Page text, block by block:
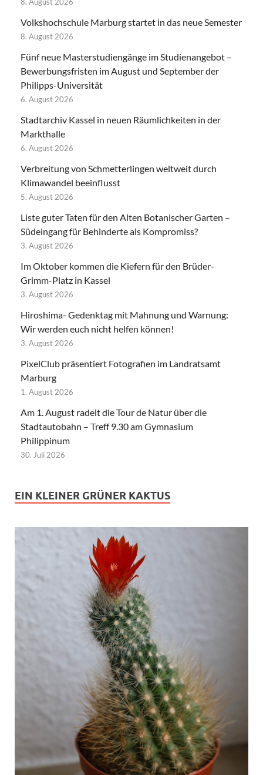
8. August 2026
Volkshochschule Marburg startet in das neue Semester
8. August 2026
Fünf neue Masterstudiengänge im Studienangebot –
Bewerbungsfristen im August und September der
Philipps-Universität
6. August 2026
Stadtarchiv Kassel in neuen Räumlichkeiten in der
Markthalle
6. August 2026
Verbreitung von Schmetterlingen weltweit durch
Klimawandel beeinflusst
5. August 2026
Liste guter Taten für den Alten Botanischer Garten –
Südeingang für Behinderte als Kompromiss?
3. August 2026
Im Oktober kommen die Kiefern für den Brüder-
Grimm-Platz in Kassel
3. August 2026
Hiroshima- Gedenktag mit Mahnung und Warnung:
Wir werden euch nicht helfen können!
3. August 2026
PixelClub präsentiert Fotografien im Landratsamt
Marburg
1. August 2026
Am 1. August radelt die Tour de Natur über die
Stadtautobahn – Treff 9.30 am Gymnasium
Philippinum
30. Juli 2026
EIN KLEINER GRÜNER KAKTUS